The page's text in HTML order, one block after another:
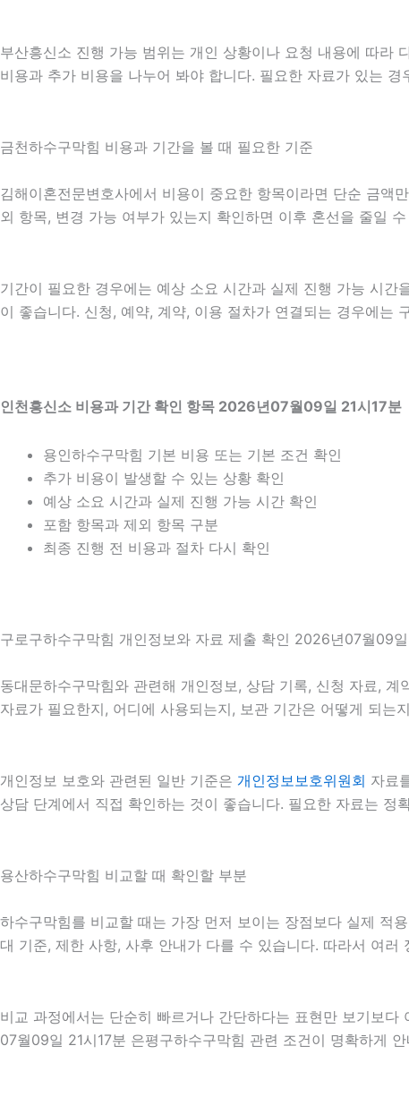
부산흥신소 진행 가능 범위는 개인 상황이나 요청 내용에 따라
비용과 추가 비용을 나누어 봐야 합니다. 필요한 자료가 있는
금천하수구막힘 비용과 기간을 볼 때 필요한 기준
김해이혼전문변호사에서 비용이 중요한 항목이라면 단순 금
외 항목, 변경 가능 여부가 있는지 확인하면 이후 혼선을 줄일
기간이 필요한 경우에는 예상 소요 시간과 실제 진행 가능 시
이 좋습니다. 신청, 예약, 계약, 이용 절차가 연결되는 경우에는
인천흥신소 비용과 기간 확인 항목 2026년07월09일 21시17분
용인하수구막힘 기본 비용 또는 기본 조건 확인
추가 비용이 발생할 수 있는 상황 확인
예상 소요 시간과 실제 진행 가능 시간 확인
포함 항목과 제외 항목 구분
최종 진행 전 비용과 절차 다시 확인
구로구하수구막힘 개인정보와 자료 제출 확인 2026년07월09일
동대문하수구막힘와 관련해 개인정보, 상담 기록, 신청 자료,
자료가 필요한지, 어디에 사용되는지, 보관 기간은 어떻게 되
개인정보 보호와 관련된 일반 기준은 개인정보보호위원회 자료
상담 단계에서 직접 확인하는 것이 좋습니다. 필요한 자료는
용산하수구막힘 비교할 때 확인할 부분
하수구막힘를 비교할 때는 가장 먼저 보이는 장점보다 실제 적
대 기준, 제한 사항, 사후 안내가 다를 수 있습니다. 따라서 여
비교 과정에서는 단순히 빠르거나 간단하다는 표현만 보기보
07월09일 21시17분 은평구하수구막힘 관련 조건이 명확하게